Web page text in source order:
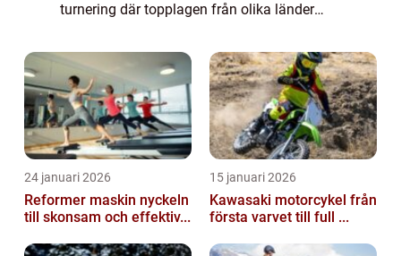
turnering där topplagen från olika länder
denna artikel kommer vi att ge en grundlig
öve...
24 januari 2026
Reformer maskin nyckeln
till skonsam och effektiv...
15 januari 2026
Kawasaki motorcykel från
första varvet till full ...